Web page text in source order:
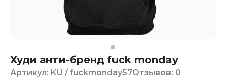
Худи анти-бренд fuck monday
Артикул: KU / fuckmonday57Отзывов: 0